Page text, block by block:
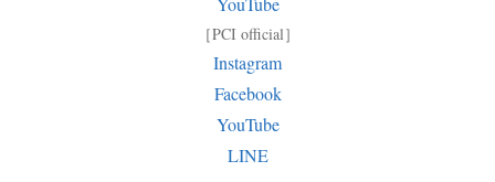
［PCI official］
Instagram
Facebook
YouTube
LINE